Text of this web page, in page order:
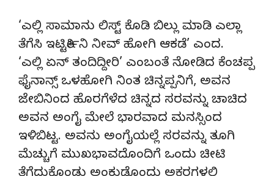
‘ಎಲ್ಲಿ ಸಾಮಾನು ಲಿಸ್ಟ್ ಕೊಡಿ ಬಿಲ್ಲು ಮಾಡಿ ಎಲ್ಲಾ
ತೆಗೆಸಿ ಇಟ್ಟಿರ್ತೀನಿ ನೀವ್ ಹೋಗಿ ಆಕಡೆ’ ಎಂದ.
‘ಎಲ್ಲಿ ಏನ್ ತಂದಿದ್ದೀರಿ’ ಎಂಬಂತೆ ನೋಡಿದ ಕೆಂಚಪ್ಪ
ಫೈನಾನ್ಸ್ ಒಳಹೋಗಿ ನಿಂತ ಚಿನ್ನಪ್ಪನಿಗೆ, ಅವನ
ಜೇಬಿನಿಂದ ಹೊರಗೆಳೆದ ಚಿನ್ನದ ಸರವನ್ನು ಚಾಚಿದ
ಅವನ ಅಂಗೈ ಮೇಲೆ ಭಾರವಾದ ಮನಸ್ಸಿಂದ
ಇಳಿಬಿಟ್ಟ. ಅವನು ಅಂಗೈಯಲ್ಲೆ ಸರವನ್ನು ತೂಗಿ
ಮೆಚ್ಚುಗೆ ಮುಖಭಾವದೊಂದಿಗೆ ಒಂದು ಚೀಟಿ